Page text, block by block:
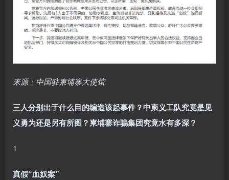
来源：中国驻柬埔寨大使馆
三人分别出于什么目的编造该起事件？中柬义工队究竟是见
义勇为还是另有所图？柬埔寨诈骗集团究竟水有多深？
1
真假“血奴案”